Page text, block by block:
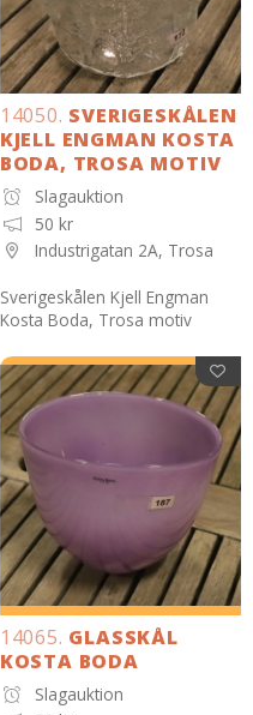
14050. SVERIGESKÅLEN
KJELL ENGMAN KOSTA
BODA, TROSA MOTIV
Slagauktion
50 kr
Industrigatan 2A, Trosa
Sverigeskålen Kjell Engman
Kosta Boda, Trosa motiv
14065. GLASSKÅL
KOSTA BODA
Slagauktion